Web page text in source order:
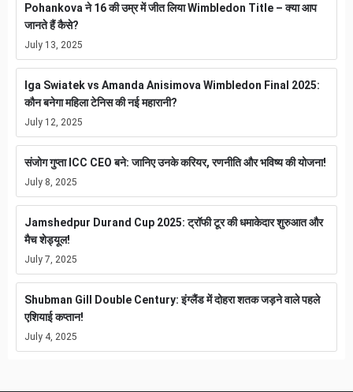
Pohankova ने 16 की उम्र में जीत लिया Wimbledon Title – क्या आप
जानते हैं कैसे?
July 13, 2025
Iga Swiatek vs Amanda Anisimova Wimbledon Final 2025:
कौन बनेगा महिला टेनिस की नई महारानी?
July 12, 2025
संजोग गुप्ता ICC CEO बने: जानिए उनके करियर, रणनीति और भविष्य की योजना!
July 8, 2025
Jamshedpur Durand Cup 2025: ट्रॉफी टूर की धमाकेदार शुरुआत और
मैच शेड्यूल!
July 7, 2025
Shubman Gill Double Century: इंग्लैंड में दोहरा शतक जड़ने वाले पहले
एशियाई कप्तान!
July 4, 2025